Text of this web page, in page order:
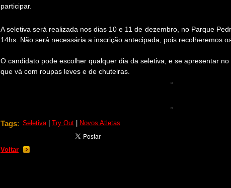
participar.
A seletiva será realizada nos dias 10 e 11 de dezembro, no Parque
14hs. Não será necessária a inscrição antecipada, pois recolheremos
O candidato pode escolher qualquer dia da seletiva, e se apresentar
que vá com roupas leves e de chuteiras.
Tags: Seletiva Try Out Novos Atletas
Voltar